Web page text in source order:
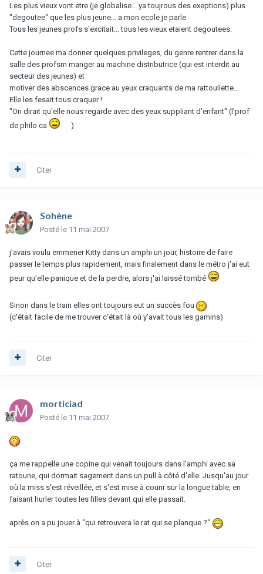
Les plus vieux vont etre (je globalise... ya toujrous des exeptions) plus
"degoutee" que les plus jeune... a mon ecole je parle
Tous les jeunes profs s'excitait... tous les vieux etaient degoutees.
Cette journee ma donner quelques privileges, du genre rentrer dans la
salle des profsm manger au machine distributrice (qui est interdit au
secteur des jeunes) et
motiver des abscences grace au yeux craquants de ma rattouliette...
Elle les fesait tous craquer !
"On dirait qu'elle nous regarde avec des yeux suppliant d'enfant" (l'prof
de philo ca
)
Citer
Sohène
Posté le 11 mai 2007
j'avais voulu emmener Kitty dans un amphi un jour, histoire de faire
passer le temps plus rapidement, mais finalement dans le métro j'ai eut
peur qu'elle panique et de la perdre, alors j'ai laissé tombé
Sinon dans le train elles ont toujours eut un succès fou
(c'était facile de me trouver c'était là où y'avait tous les gamins)
Citer
morticiad
Posté le 11 mai 2007
ça me rappelle une copine qui venait toujours dans l'amphi avec sa
ratoune, qui dormait sagement dans un pull à côté d'elle. Jusqu'au jour
où la miss s'est réveillée, et s'est mise à courir sur la longue table, en
faisant hurler toutes les filles devant qui elle passait.
après on a pu jouer à "qui retrouvera le rat qui se planque ?"
Citer